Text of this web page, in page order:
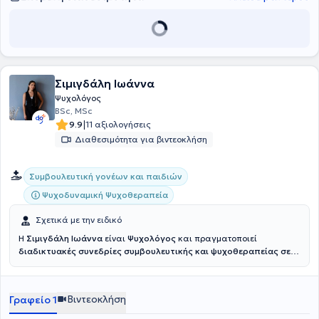
Σιμιγδάλη Ιωάννα
Ψυχολόγος
BSc, MSc
9.9|11 αξιολογήσεις
Διαθεσιμότητα για βιντεοκλήση
Συμβουλευτική γονέων και παιδιών
Ψυχοδυναμική Ψυχοθεραπεία
Σχετικά με την ειδικό
Η Σιμιγδάλη Ιωάννα είναι Ψυχολόγος και πραγματοποιεί
διαδικτυακές συνεδρίες συμβουλευτικής και ψυχοθεραπείας σε
Ιωαννίνων (2022), με άδεια ασκήσεως επαγγέλματος. Είναι
του τμήματος Ιατρικής του Αριστοτελείου Πανεπιστημίου
Θεσσαλονίκης (2025) και έχει ολοκληρώσει τριετές εκπαιδευτικό
Γραφείο 1 Βιντεοκλήση